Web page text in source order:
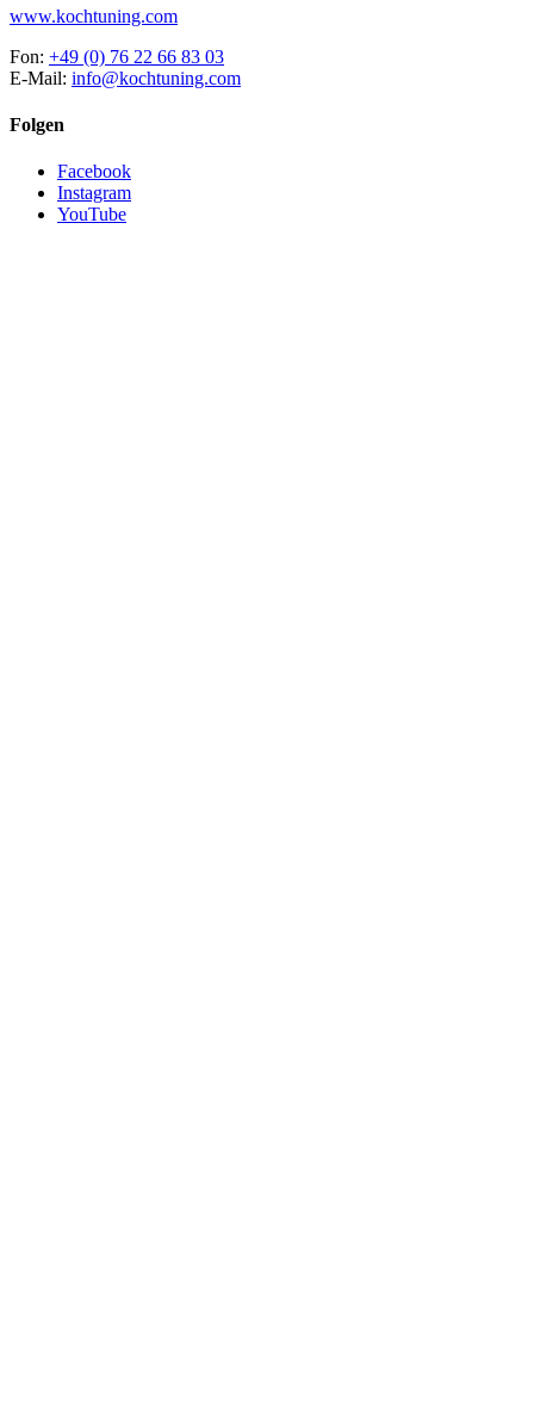
www.kochtuning.com
Fon: +49 (0) 76 22 66 83 03
E-Mail: info@kochtuning.com
Folgen
Facebook
Instagram
YouTube